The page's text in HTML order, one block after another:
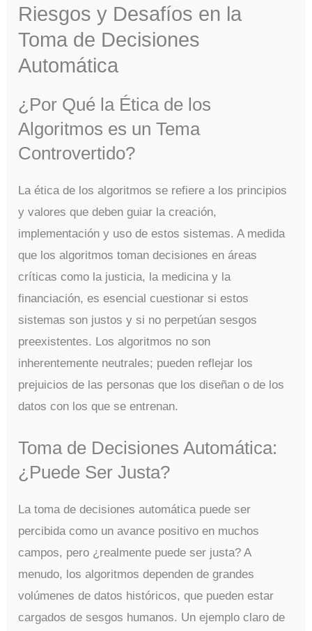
Riesgos y Desafíos en la
Toma de Decisiones
Automática
¿Por Qué la Ética de los
Algoritmos es un Tema
Controvertido?
La ética de los algoritmos se refiere a los principios
y valores que deben guiar la creación,
implementación y uso de estos sistemas. A medida
que los algoritmos toman decisiones en áreas
críticas como la justicia, la medicina y la
financiación, es esencial cuestionar si estos
sistemas son justos y si no perpetúan sesgos
preexistentes. Los algoritmos no son
inherentemente neutrales; pueden reflejar los
prejuicios de las personas que los diseñan o de los
datos con los que se entrenan.
Toma de Decisiones Automática:
¿Puede Ser Justa?
La toma de decisiones automática puede ser
percibida como un avance positivo en muchos
campos, pero ¿realmente puede ser justa? A
menudo, los algoritmos dependen de grandes
volúmenes de datos históricos, que pueden estar
cargados de sesgos humanos. Un ejemplo claro de